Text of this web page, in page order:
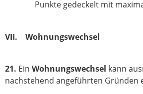
Punkte gedeckelt mit
VII. Wohnungswechsel
21. Ein Wohnungswechsel kann
nachstehend angeführten Gründen